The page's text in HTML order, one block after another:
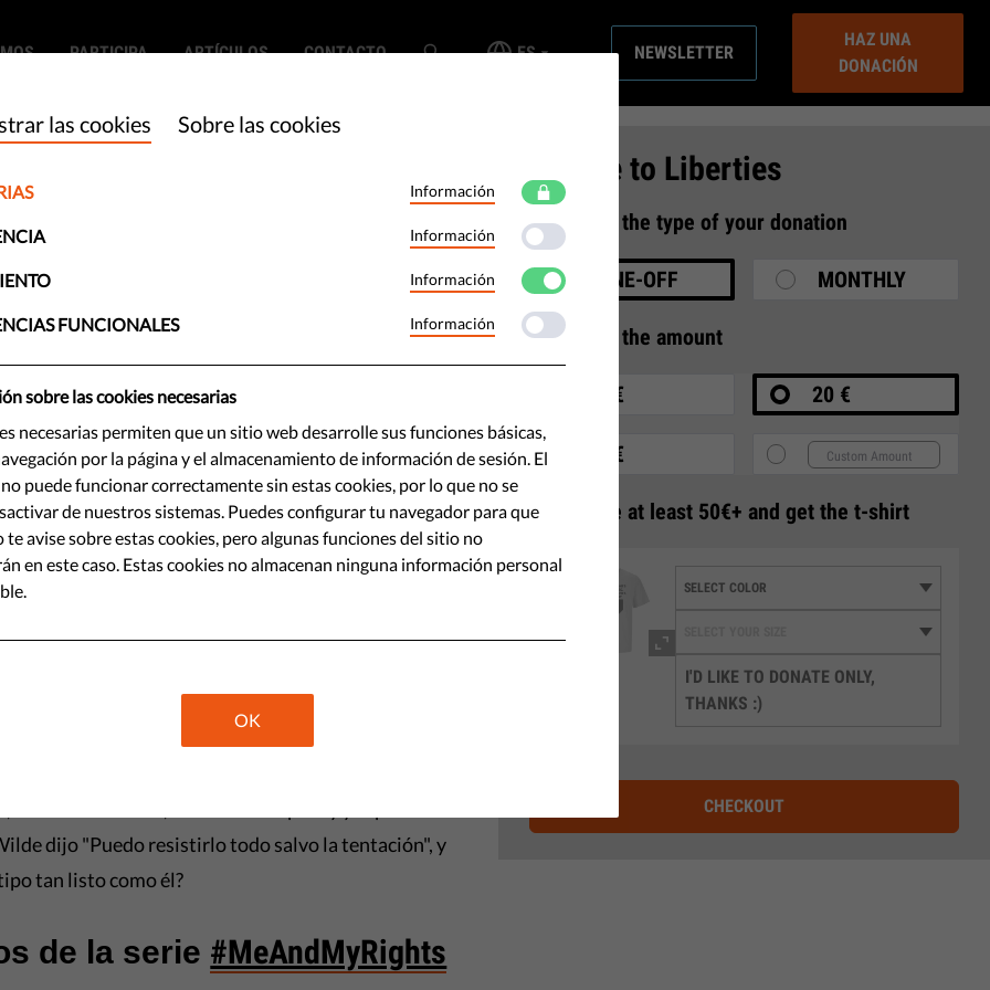
PARTICIPA ARTÍCULOS CONTACTO ES NEWSLETTER
HAZ UNA
DONACIÓN
La
es un derecho
ocultar
que si no tienes nada que ocultar,
masiva. ¿Por qué este
y retorcido es tan poderoso?
vi que mi novia se había dejado el portátil
mucho por su privacidad. Lo deja conectado a
Facebook, Gmail, LinkedIn, la suscripción al
la biblioteca local, la cuenta de Spotify y el perfil de
dijo "Puedo resistirlo todo salvo la tentación", y
tan listo como él?
de la serie #MeAndMyRights
Donate to Liberties
1 Select the type of your donation
ONE-OFF MONTHLY
2 Select the amount
10 € 20 €
35 €
3 Donate at least 50€+ and get the t-shirt
I'D LIKE TO DONATE ONLY,
THANKS :)
CHECKOUT
las cookies Sobre las cookies
Información
Información
Información
FUNCIONALES Información
sobre las cookies necesarias
necesarias permiten que un sitio web desarrolle sus funciones básicas,
por la página y el almacenamiento de información de sesión. El
puede funcionar correctamente sin estas cookies, por lo que no se
de nuestros sistemas. Puedes configurar tu navegador para que
te avise sobre estas cookies, pero algunas funciones del sitio no
en este caso. Estas cookies no almacenan ninguna información personal
OK